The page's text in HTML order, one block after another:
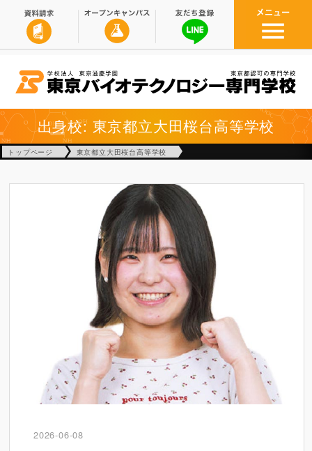
出身校: 東京都立大田桜台高等学校
トップページ 東京都立大田桜台高等学校
2026-06-08